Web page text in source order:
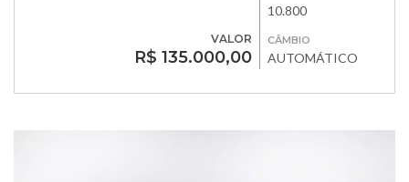
VALOR
R$ 135.000,00
10.800
CÂMBIO
AUTOMÁTICO